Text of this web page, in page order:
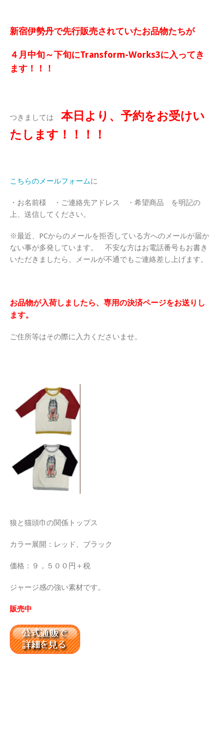
新宿伊勢丹で先行販売されていたお品物たちが
４月中旬～下旬にTransform-Works3に入ってき
ます！！！
つきましては 本日より、予約をお受けい
たします！！！！
こちらのメールフォームに
・お名前様 ・ご連絡先アドレス ・希望商品 を明記の
上、送信してください。
※最近、PCからのメールを拒否している方へのメールが届か
ない事が多発しています。 不安な方はお電話番号もお書き
いただきましたら、メールが不通でもご連絡差し上げます。
お品物が入荷しましたら、専用の決済ページをお送りし
ます。
ご住所等はその際に入力くださいませ。
狼と猫頭巾の関係トップス
カラー展開：レッド、ブラック
価格：９，５００円＋税
ジャージ感の強い素材です。
販売中